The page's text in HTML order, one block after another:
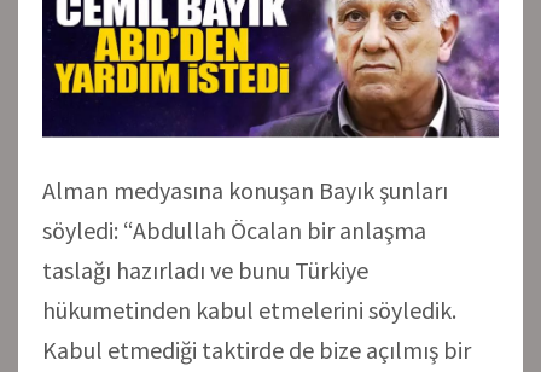
Alman medyasına konuşan Bayık şunları
söyledi: “Abdullah Öcalan bir anlaşma
taslağı hazırladı ve bunu Türkiye
hükumetinden kabul etmelerini söyledik.
Kabul etmediği taktirde de bize açılmış bir